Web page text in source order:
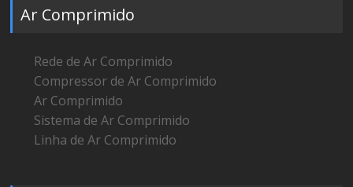
Ar Comprimido
Rede de Ar Comprimido
Compressor de Ar Comprimido
Ar Comprimido
Sistema de Ar Comprimido
Linha de Ar Comprimido